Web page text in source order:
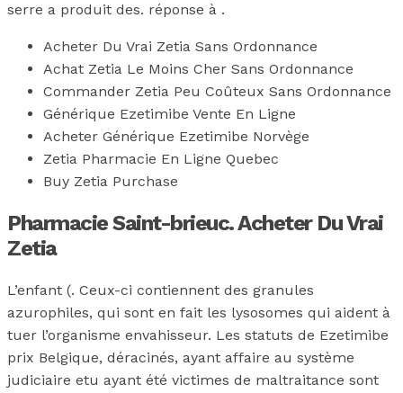
serre a produit des. réponse à .
Acheter Du Vrai Zetia Sans Ordonnance
Achat Zetia Le Moins Cher Sans Ordonnance
Commander Zetia Peu Coûteux Sans Ordonnance
Générique Ezetimibe Vente En Ligne
Acheter Générique Ezetimibe Norvège
Zetia Pharmacie En Ligne Quebec
Buy Zetia Purchase
Pharmacie Saint-brieuc. Acheter Du Vrai
Zetia
L’enfant (. Ceux-ci contiennent des granules
azurophiles, qui sont en fait les lysosomes qui aident à
tuer l’organisme envahisseur. Les statuts de Ezetimibe
prix Belgique, déracinés, ayant affaire au système
judiciaire etu ayant été victimes de maltraitance sont